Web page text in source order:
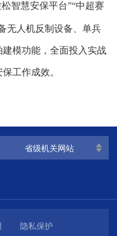
智慧安保平台”“中超赛
无人机反制设备、单兵
模功能，全面投入实战
工作成效。
省级机关网站
隐私保护